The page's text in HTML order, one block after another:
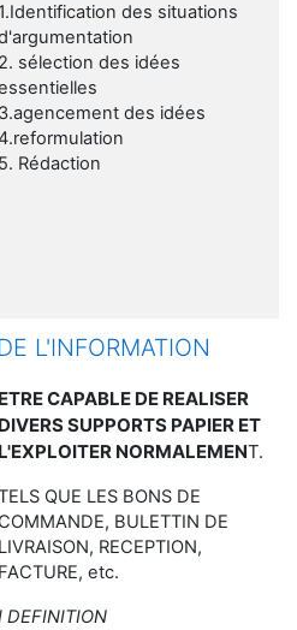
1.Identification des situations
2. sélection des idées
3.agencement des idées
5. Rédaction
L'INFORMATION
ETRE CAPABLE DE REALISER
DIVERS SUPPORTS PAPIER ET
L'EXPLOITER NORMALEMENT.
QUE LES BONS DE
COMMANDE, BULETTIN DE
LIVRAISON, RECEPTION,
FACTURE, etc.
DEFINITION